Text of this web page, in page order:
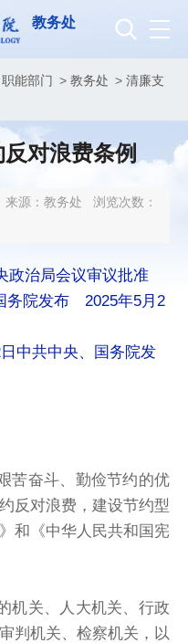
教务处
职能部门 > 教务处 > 清廉支
对浪费条例
来源：教务处
浏览次数：
政治局会议审议批准
务院发布 2025年5月2
中共中央、国务院发
苦奋斗、勤俭节约的优
反对浪费，建设节约型
和《中华人民共和国宪
关、人大机关、行政
判机关、检察机关，以